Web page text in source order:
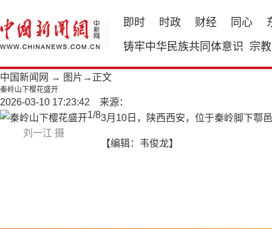
即时 时政 财经 同心
铸牢中华民族共同体意识 宗教
中国新闻网 → 图片 →正文
秦岭山下樱花盛开
2026-03-10 17:23:42 来源：
刘一江 摄
1/83月10日，陕西西安，位于秦岭脚下鄠
【编辑：韦俊龙】